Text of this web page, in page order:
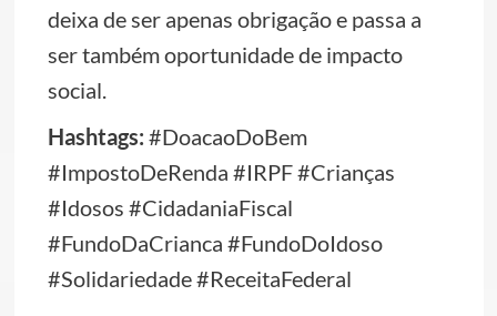
deixa de ser apenas obrigação e passa a
ser também oportunidade de impacto
social.
Hashtags: #DoacaoDoBem
#ImpostoDeRenda #IRPF #Crianças
#Idosos #CidadaniaFiscal
#FundoDaCrianca #FundoDoIdoso
#Solidariedade #ReceitaFederal